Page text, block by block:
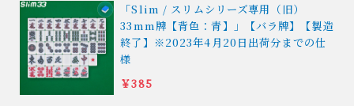
「Slim / スリムシリーズ専用（旧）
33mm牌【背色：青】」【バラ牌】【製造
終了】※2023年4月20日出荷分までの仕
様
￥385